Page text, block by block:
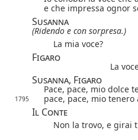
e che impressa ognor
Susanna
(Ridendo e con sorpresa.)
La mia voce?
Figaro
La
Susanna, Figaro
Pace, pace, mio dolce
1795 pace, pace, mio tenero
Il Conte
Non la trovo, e girai